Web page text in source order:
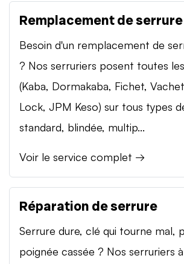
Remplacement de serrure
Besoin d'un remplacement de
? Nos serruriers posent toutes
(Kaba, Dormakaba, Fichet,
Lock, JPM Keso) sur tous types
standard, blindée, multip...
Voir le service complet →
Réparation de serrure
Serrure dure, clé qui tourne mal,
poignée cassée ? Nos serruriers